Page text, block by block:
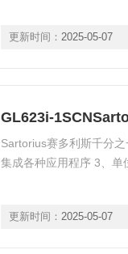
更新时间： 2025-05-07
GL623i-
Sartorius赛多利斯千分
集成各种应用程序 3、单
更新时间： 2025-05-07